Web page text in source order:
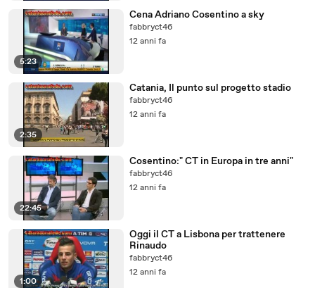
5:23
Cena Adriano Cosentino a sky
fabbryct46
12 anni fa
2:35
Catania, Il punto sul progetto stadio
fabbryct46
12 anni fa
22:45
Cosentino:" CT in Europa in tre anni"
fabbryct46
12 anni fa
1:00
Oggi il CT a Lisbona per trattenere
Rinaudo
fabbryct46
12 anni fa